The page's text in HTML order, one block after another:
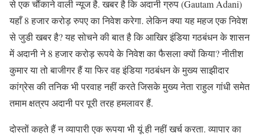
से एक चौंकाने वाली न्यूज है. खबर है कि अदानी ग्रुप (Gautam Adani)
यहाँ 8 हजार करोड़ रुपए का निवेश करेगा. लेकिन क्या यह महज एक निवेश
से जुडी खबर है? यह सोचने की बात है कि आखिर इंडिया गठबंधन के शासन
में अदानी ने 8 हजार करोड़ रूपये के निवेश का फैसला क्यों किया? नीतीश
कुमार या तो बाजीगर हैं या फिर वह इंडिया गठबंधन के मुख्य साझीदार
कांग्रेस की तनिक भी परवाह नहीं करते जिसके मुख्य नेता राहुल गांधी समेत
तमाम क्षत्रप अदानी पर पूरी तरह हमलावर हैं.
दोस्तों कहते हैं न व्यापारी एक रूपया भी यूं ही नहीं खर्च करता. व्यापार का